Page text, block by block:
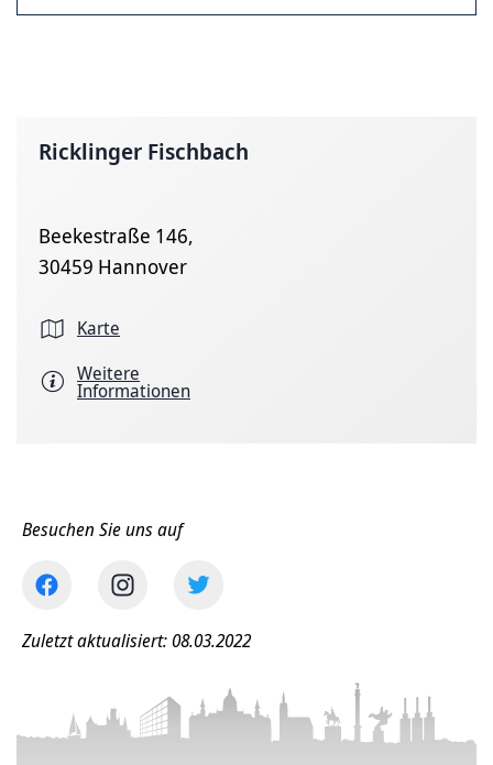
Ricklinger Fischbach
Beekestraße 146,
30459 Hannover
Karte
Weitere
Informationen
Besuchen Sie uns auf
Zuletzt aktualisiert: 08.03.2022